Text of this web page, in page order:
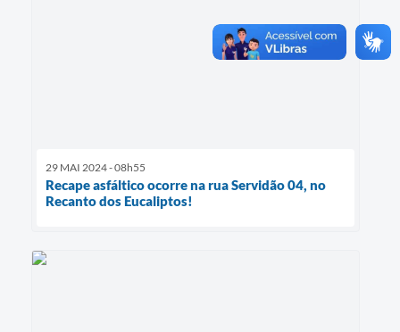
29 MAI 2024 - 08h55
Recape asfáltico ocorre na rua Servidão 04, no
Recanto dos Eucaliptos!